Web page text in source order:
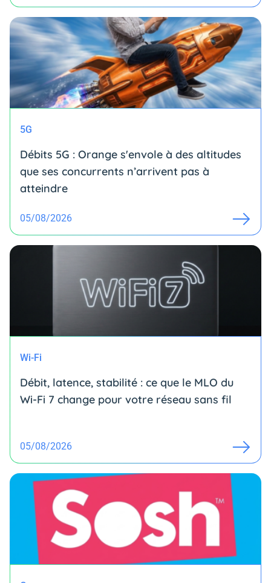
5G
Débits 5G : Orange s'envole à des altitudes
que ses concurrents n’arrivent pas à
atteindre
05/08/2026
Wi-Fi
Débit, latence, stabilité : ce que le MLO du
Wi-Fi 7 change pour votre réseau sans fil
05/08/2026